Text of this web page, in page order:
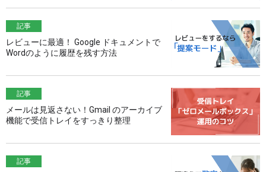
記事
レビューに最適！ Google ドキュメントで
Wordのように履歴を残す方法
記事
メールは見返さない！Gmail のアーカイブ
機能で受信トレイをすっきり整理
記事